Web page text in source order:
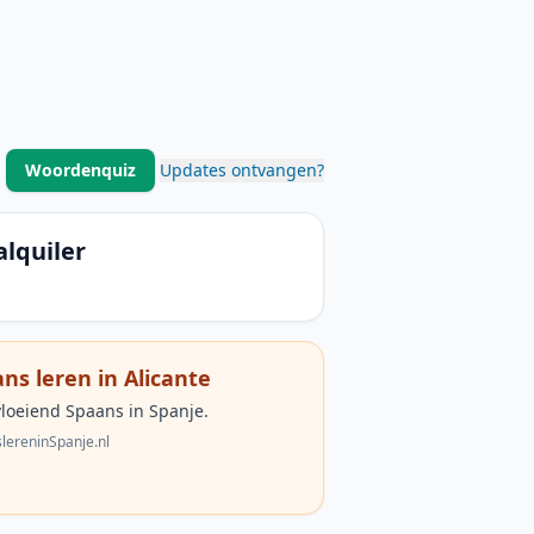
Woordenquiz Updates ontvangen?
leren in Alicante
Spaans in Spanje.